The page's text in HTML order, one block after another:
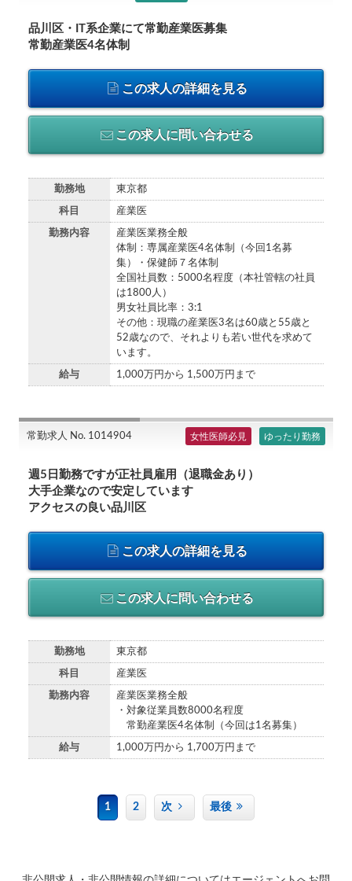
品川区・IT系企業にて常勤産業医募集
常勤産業医4名体制
この求人の詳細を見る
この求人に問い合わせる
勤務地 東京都
科目 産業医
勤務内容
産業医業務全般
体制：専属産業医4名体制（今回1名募
集）・保健師７名体制
全国社員数：5000名程度（本社管轄の社員
は1800人）
男女社員比率：3:1
その他：現職の産業医3名は60歳と55歳と
52歳なので、それよりも若い世代を求めて
います。
給与 1,000万円から 1,500万円まで
常勤求人 No. 1014904 女性医師必見 ゆったり勤務
週5日勤務ですが正社員雇用（退職金あり）
大手企業なので安定しています
アクセスの良い品川区
この求人の詳細を見る
この求人に問い合わせる
勤務地 東京都
科目 産業医
勤務内容
産業医業務全般
・対象従業員数8000名程度
常勤産業医4名体制（今回は1名募集）
給与 1,000万円から 1,700万円まで
1 2 次 最後